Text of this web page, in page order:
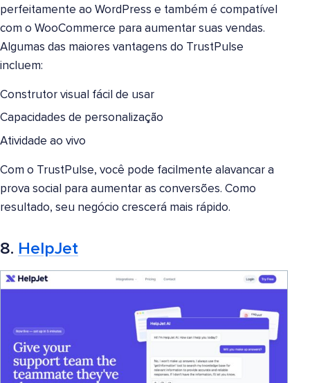
perfeitamente ao WordPress e também é compatível
com o WooCommerce para aumentar suas vendas.
Algumas das maiores vantagens do TrustPulse
incluem:
Construtor visual fácil de usar
Capacidades de personalização
Atividade ao vivo
Com o TrustPulse, você pode facilmente alavancar a
prova social para aumentar as conversões. Como
resultado, seu negócio crescerá mais rápido.
8. HelpJet